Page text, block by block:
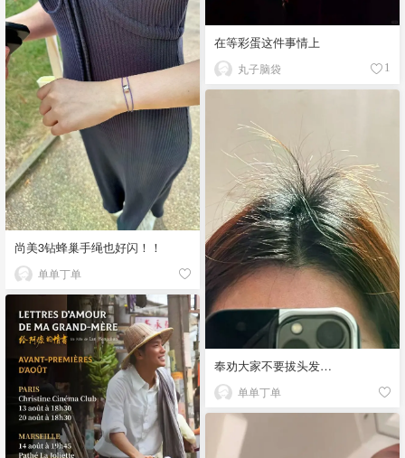
在等彩蛋这件事情上
丸子脑袋 1
尚美3钻蜂巢手绳也好闪！！
单单丁单
奉劝大家不要拔头发…
单单丁单